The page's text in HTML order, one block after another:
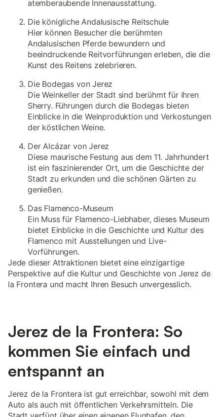
atemberaubende Innenausstattung.
Die königliche Andalusische Reitschule
Hier können Besucher die berühmten
Andalusischen Pferde bewundern und
beeindruckende Reitvorführungen erleben, die die
Kunst des Reitens zelebrieren.
Die Bodegas von Jerez
Die Weinkeller der Stadt sind berühmt für ihren
Sherry. Führungen durch die Bodegas bieten
Einblicke in die Weinproduktion und Verkostungen
der köstlichen Weine.
Der Alcázar von Jerez
Diese maurische Festung aus dem 11. Jahrhundert
ist ein faszinierender Ort, um die Geschichte der
Stadt zu erkunden und die schönen Gärten zu
genießen.
Das Flamenco-Museum
Ein Muss für Flamenco-Liebhaber, dieses Museum
bietet Einblicke in die Geschichte und Kultur des
Flamenco mit Ausstellungen und Live-
Vorführungen.
Jede dieser Attraktionen bietet eine einzigartige
Perspektive auf die Kultur und Geschichte von Jerez de
la Frontera und macht Ihren Besuch unvergesslich.
Jerez de la Frontera: So
kommen Sie einfach und
entspannt an
Jerez de la Frontera ist gut erreichbar, sowohl mit dem
Auto als auch mit öffentlichen Verkehrsmitteln. Die